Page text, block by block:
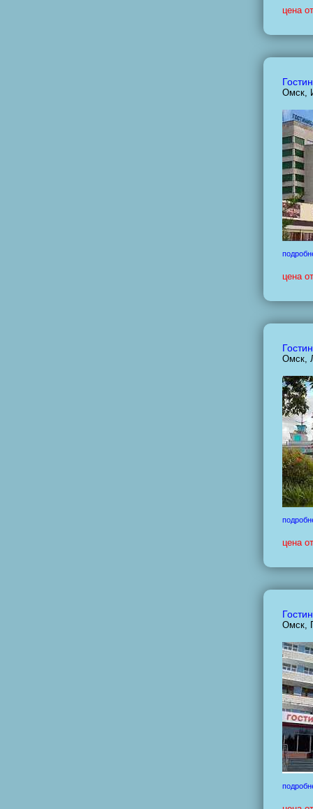
цена
Омск,
цена
Омск,
цена
Омск,